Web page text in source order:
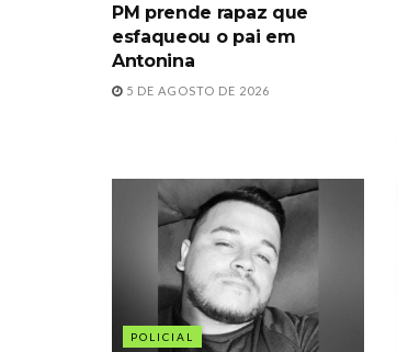
PM prende rapaz que
esfaqueou o pai em
Antonina
5 DE AGOSTO DE 2026
POLICIAL